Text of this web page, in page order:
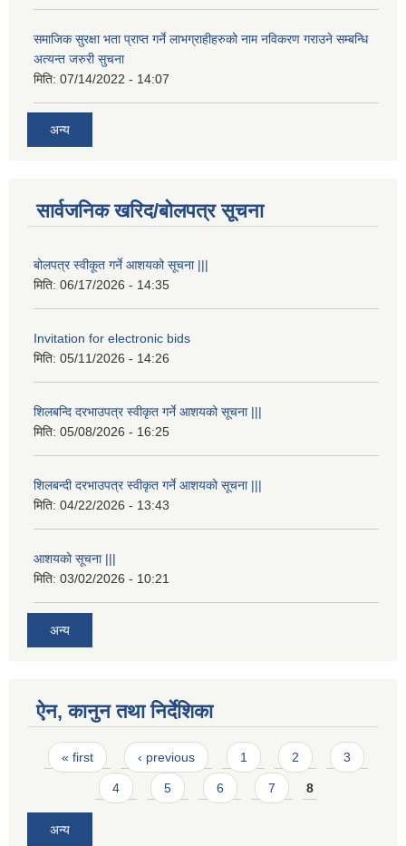
समाजिक सुरक्षा भता प्राप्त गर्ने लाभग्राहीहरुको नाम नविकरण गराउने सम्बन्धि
अत्यन्त जरुरी सुचना
मिति: 07/14/2022 - 14:07
अन्य
सार्वजनिक खरिद/बोलपत्र सूचना
बोलपत्र स्वीकूत गर्ने आशयको सूचना |||
मिति: 06/17/2026 - 14:35
Invitation for electronic bids
मिति: 05/11/2026 - 14:26
शिलबन्दि दरभाउपत्र स्वीकृत गर्ने आशयको सूचना |||
मिति: 05/08/2026 - 16:25
शिलबन्दी दरभाउपत्र स्वीकृत गर्ने आशयको सूचना |||
मिति: 04/22/2026 - 13:43
आशयको सूचना |||
मिति: 03/02/2026 - 10:21
अन्य
ऐन, कानुन तथा निर्देशिका
Pages
« first ‹ previous 1 2 3
4 5 6 7 8
अन्य